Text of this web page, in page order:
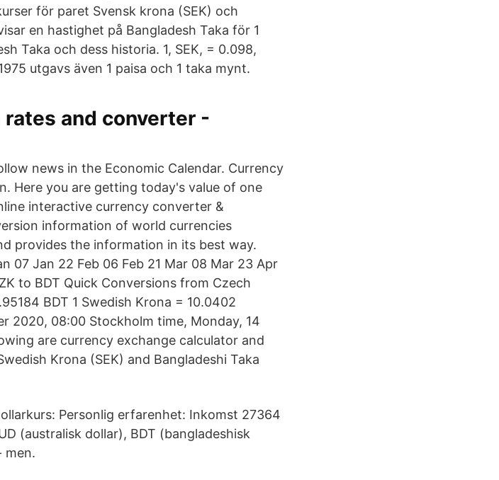
för paret Svensk krona (SEK) och
en hastighet på Bangladesh Taka för 1
Taka och dess historia. 1, SEK, = 0.098,
utgavs även 1 paisa och 1 taka mynt.
rates and converter -
news in the Economic Calendar. Currency
Here you are getting today's value of one
interactive currency converter &
information of world currencies
provides the information in its best way.
07 Jan 22 Feb 06 Feb 21 Mar 08 Mar 23 Apr
to BDT Quick Conversions from Czech
BDT 1 Swedish Krona = 10.0402
2020, 08:00 Stockholm time, Monday, 14
are currency exchange calculator and
Krona (SEK) and Bangladeshi Taka
Personlig erfarenhet: Inkomst 27364
(australisk dollar), BDT (bangladeshisk
men.